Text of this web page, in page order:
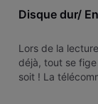
Disque dur/
Lors de la
déjà, tout se
soit ! La